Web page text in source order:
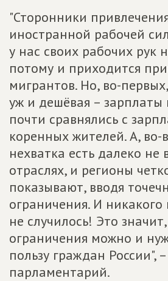
"Сторонники
иностранной рабочей
у нас своих рабочих рук
потому и приходится
мигрантов. Но, во-
уж и дешёвая – зарплаты
почти сравнялись с
коренных жителей. А, во-
нехватка есть далеко не
отраслях, и регионы
показывают, вводя
ограничения. И
не случилось! Это
ограничения можно и
пользу граждан России",
парламентарий.